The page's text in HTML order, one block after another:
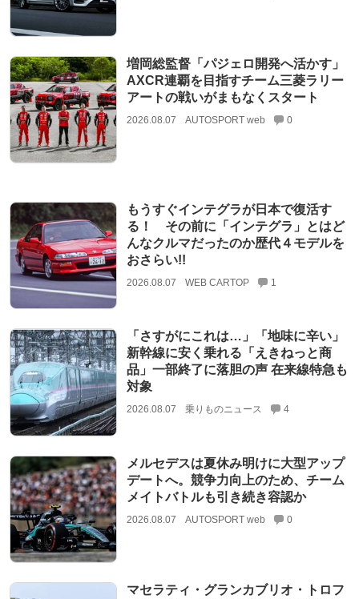
増岡総監督「パジェロ開発へ活かす」
AXCR連覇を目指すチーム三菱ラリー
アートの戦いがまもなくスタート
2026.08.07 AUTOSPORT web 0
もうすぐインテグラが日本で復活す
る！ その前に「インテグラ」とはど
んなクルマだったのか歴代４モデルを
おさらい!!
2026.08.07 WEB CARTOP 1
「さすがにこれは…」「地味に辛い」
新幹線に安く乗れる「えきねっと商
品」一部終了に落胆の声 在来線特急も
対象
2026.08.07 乗りものニュース 4
メルセデスは夏休み明けに大型アップ
デートへ。競争力向上のため、チーム
メイトバトルも引き続き容認か
2026.08.07 AUTOSPORT web 0
マセラティ・グランカブリオ・トロフ